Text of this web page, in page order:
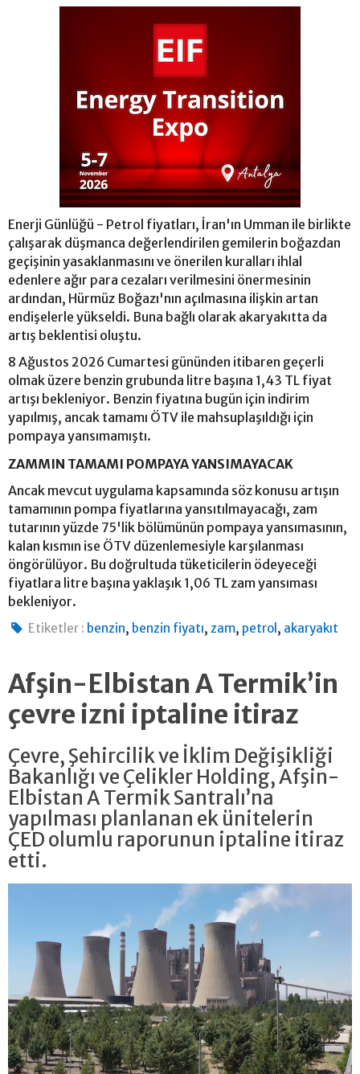
Enerji Günlüğü - Petrol fiyatları, İran'ın Umman ile birlikte
çalışarak düşmanca değerlendirilen gemilerin boğazdan
geçişinin yasaklanmasını ve önerilen kuralları ihlal
edenlere ağır para cezaları verilmesini önermesinin
ardından, Hürmüz Boğazı'nın açılmasına ilişkin artan
endişelerle yükseldi. Buna bağlı olarak akaryakıtta da
artış beklentisi oluştu.
8 Ağustos 2026 Cumartesi gününden itibaren geçerli
olmak üzere benzin grubunda litre başına 1,43 TL fiyat
artışı bekleniyor. Benzin fiyatına bugün için indirim
yapılmış, ancak tamamı ÖTV ile mahsuplaşıldığı için
pompaya yansımamıştı.
ZAMMIN TAMAMI POMPAYA YANSIMAYACAK
Ancak mevcut uygulama kapsamında söz konusu artışın
tamamının pompa fiyatlarına yansıtılmayacağı, zam
tutarının yüzde 75'lik bölümünün pompaya yansımasının,
kalan kısmın ise ÖTV düzenlemesiyle karşılanması
öngörülüyor. Bu doğrultuda tüketicilerin ödeyeceği
fiyatlara litre başına yaklaşık 1,06 TL zam yansıması
bekleniyor.
Etiketler : benzin, benzin fiyatı,zam, petrol , akaryakıt
Afşin-Elbistan A Termik’in
çevre izni iptaline itiraz
Çevre, Şehircilik ve İklim Değişikliği
Bakanlığı ve Çelikler Holding, Afşin-
Elbistan A Termik Santralı’na
yapılması planlanan ek ünitelerin
ÇED olumlu raporunun iptaline itiraz
etti.